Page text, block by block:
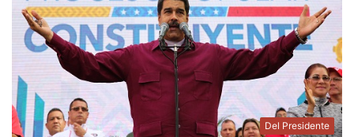
Del Presidente